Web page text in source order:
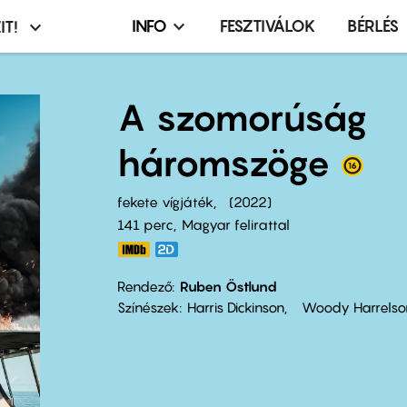
Infó,
terembérlés
menü
INFO FESZTIVÁLOK BÉRLÉS
A szomorúság
háromszöge
fekete vígjáték
2022
141 perc,
Magyar felirattal
Rendező Ruben Östlund
Színészek
Harris Dickinson Woody